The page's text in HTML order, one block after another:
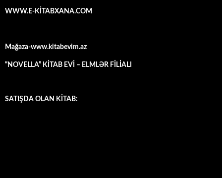
WWW.E-KİTABXANA.COM
Mağaza-www.kitabevim.az
“NOVELLA” KİTAB EVİ – ELMLƏR FİLİALI
SATIŞDA OLAN KİTAB: